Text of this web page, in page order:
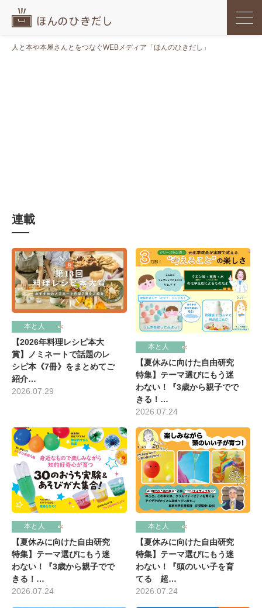
人と本や本屋さんとをつなぐWEBメディア「ほんのひきだし」
連載
本と人
【2026年料理レシピ本大
賞】ノミネートで話題のレ
シピ本《7冊》をまとめてご
紹介…
2026.07.29
本と人
【夏休みに向けた自由研究
特集】テーマ選びにもう迷
わない！『3歳から親子でで
きる！…
2026.07.24
本と人
【夏休みに向けた自由研究
特集】テーマ選びにもう迷
わない！『3歳から親子でで
きる！…
2026.07.24
本と人
【夏休みに向けた自由研究
特集】テーマ選びにもう迷
わない！『頭のいい子を育
てる 超…
2026.07.24